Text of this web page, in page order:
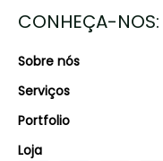
CONHEÇA-NOS:
Sobre nós
Serviços
Portfolio
Loja